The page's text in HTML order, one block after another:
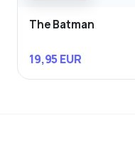
The Batman
19,95 EUR